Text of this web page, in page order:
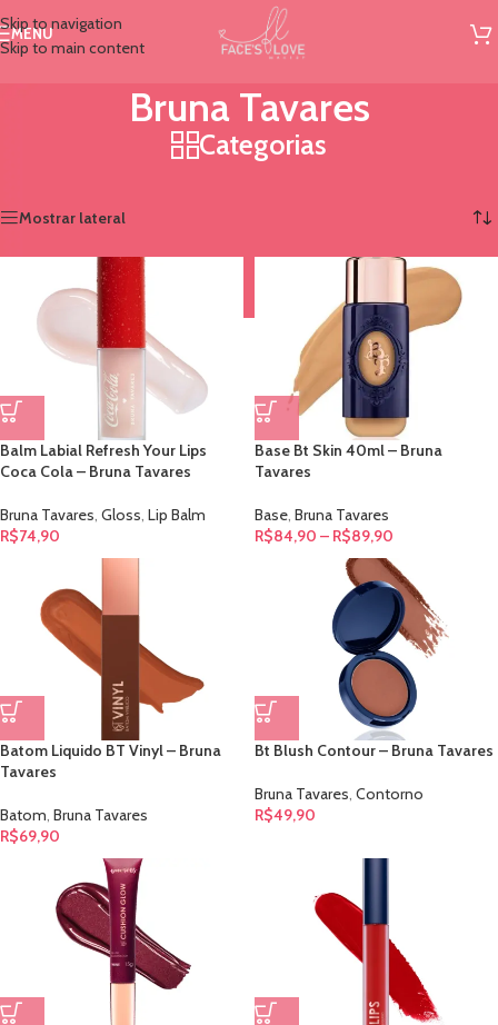
Skip to navigation
Skip to main content
MENU
Bruna Tavares
Categorias
Mostrar lateral
Balm Labial Refresh Your Lips
Coca Cola – Bruna Tavares
Bruna Tavares, Gloss, Lip Balm
R$74,90
Base Bt Skin 40ml – Bruna
Tavares
Base, Bruna Tavares
R$84,90 – R$89,90
Batom Liquido BT Vinyl – Bruna
Tavares
Batom, Bruna Tavares
R$69,90
Bt Blush Contour – Bruna Tavares
Bruna Tavares, Contorno
R$49,90